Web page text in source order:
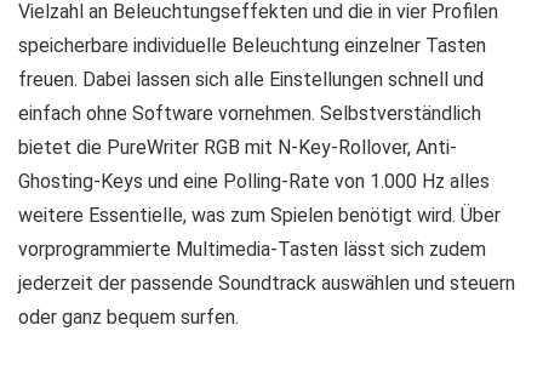
Vielzahl an Beleuchtungseffekten und die in vier Profilen
speicherbare individuelle Beleuchtung einzelner Tasten
freuen. Dabei lassen sich alle Einstellungen schnell und
einfach ohne Software vornehmen. Selbstverständlich
bietet die PureWriter RGB mit N-Key-Rollover, Anti-
Ghosting-Keys und eine Polling-Rate von 1.000 Hz alles
weitere Essentielle, was zum Spielen benötigt wird. Über
vorprogrammierte Multimedia-Tasten lässt sich zudem
jederzeit der passende Soundtrack auswählen und steuern
oder ganz bequem surfen.